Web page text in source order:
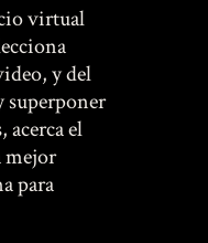
virtual
y del
superponer
acerca el
mejor
para